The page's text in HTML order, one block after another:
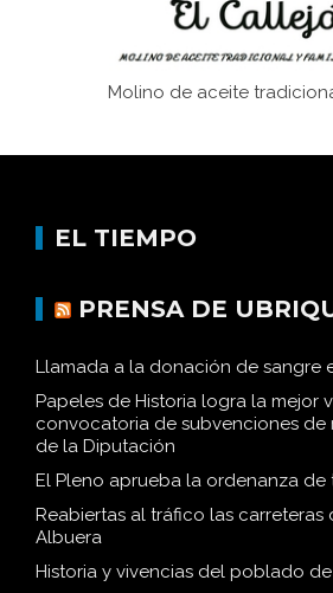
Molino de aceite
EL TIEMPO
PRENSA DE
Llamada a la donación de sangre
Papeles de Historia logra la mejor
convocatoria de subvenciones de
de la Diputación
El Pleno aprueba la ordenanza de
Reabiertas al tráfico las
Albuera
Historia y vivencias del poblado